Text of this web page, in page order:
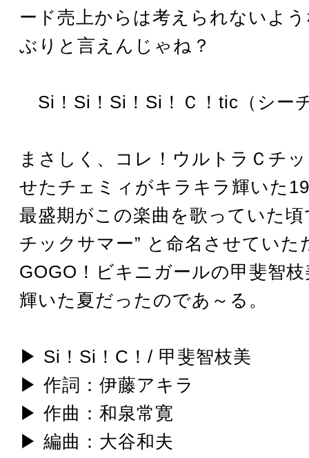
ード売上からは考えられないよ
ぶりと言えんじゃね？
Si！Si！Si！Si！Ｃ！tic（シー
まさしく、コレ！ウルトラＣチ
せたチェミィがキラキラ輝いた
最盛期がこの楽曲を歌っていた頃
チックサマー” と命名させてい
GOGO！ビキニガールの甲斐智
輝いた夏だったのであ～る。
▶ Si！Si！C！/ 甲斐智枝美
▶ 作詞：伊藤アキラ
▶ 作曲：和泉常寛
▶ 編曲：大谷和夫